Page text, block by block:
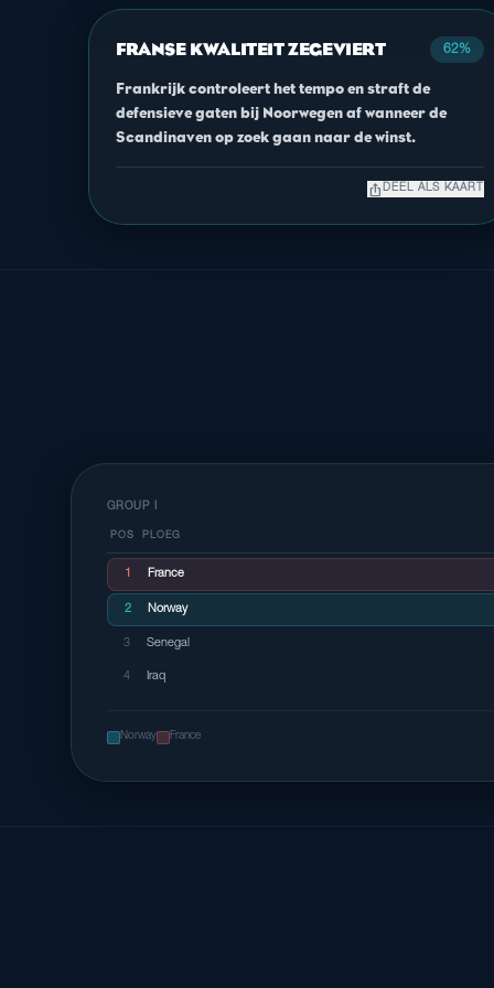
FRANSE KWALITEIT ZEGEVIERT 62%
Frankrijk controleert het tempo en straft de
defensieve gaten bij Noorwegen af wanneer de
Scandinaven op zoek gaan naar de winst.
ios_share DEEL ALS KAART
GROUP I
POS PLOEG
1 France
2 Norway
3 Senegal
4 Iraq
Norway France